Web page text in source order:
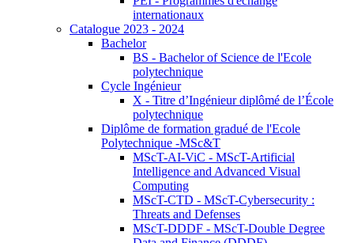
internationaux
Catalogue 2023 - 2024
Bachelor
BS - Bachelor of Science de l'Ecole
polytechnique
Cycle Ingénieur
X - Titre d’Ingénieur diplômé de l’École
polytechnique
Diplôme de formation gradué de l'Ecole
Polytechnique -MSc&T
MScT-AI-ViC - MScT-Artificial
Intelligence and Advanced Visual
Computing
MScT-CTD - MScT-Cybersecurity :
Threats and Defenses
MScT-DDDF - MScT-Double Degree